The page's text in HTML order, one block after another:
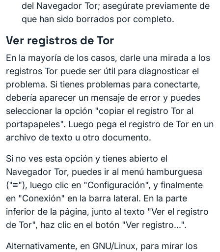
del Navegador Tor; asegúrate previamente de
que han sido borrados por completo.
Ver registros de Tor
En la mayoría de los casos, darle una mirada a los
registros Tor puede ser útil para diagnosticar el
problema. Si tienes problemas para conectarte,
debería aparecer un mensaje de error y puedes
seleccionar la opción "copiar el registro Tor al
portapapeles". Luego pega el registro de Tor en un
archivo de texto u otro documento.
Si no ves esta opción y tienes abierto el
Navegador Tor, puedes ir al menú hamburguesa
("≡"), luego clic en "Configuración", y finalmente
en "Conexión" en la barra lateral. En la parte
inferior de la página, junto al texto "Ver el registro
de Tor", haz clic en el botón "Ver registro...".
Alternativamente, en GNU/Linux, para mirar los